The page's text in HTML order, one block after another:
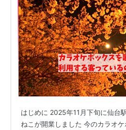
はじめに 2025年11月下旬に仙台
ねこが開業しました 今のカラオ